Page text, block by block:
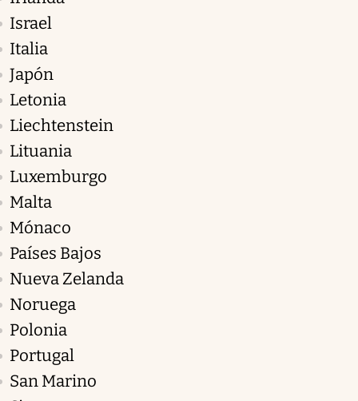
Israel
Italia
Japón
Letonia
Liechtenstein
Lituania
Luxemburgo
Malta
Mónaco
Países Bajos
Nueva Zelanda
Noruega
Polonia
Portugal
San Marino